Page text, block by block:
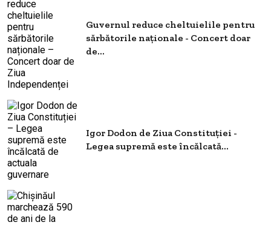
Guvernul reduce cheltuielile pentru
sărbătorile naționale - Concert doar
de...
Igor Dodon de Ziua Constituției -
Legea supremă este încălcată...